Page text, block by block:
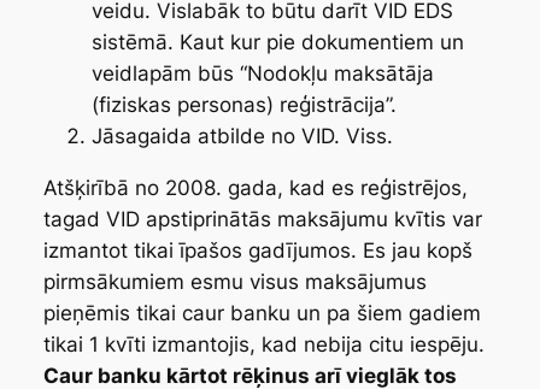
veidu. Vislabāk to būtu darīt VID EDS
sistēmā. Kaut kur pie dokumentiem un
veidlapām būs “Nodokļu maksātāja
(fiziskas personas) reģistrācija”.
Jāsagaida atbilde no VID. Viss.
Atšķirībā no 2008. gada, kad es reģistrējos,
tagad VID apstiprinātās maksājumu kvītis var
izmantot tikai īpašos gadījumos. Es jau kopš
pirmsākumiem esmu visus maksājumus
pieņēmis tikai caur banku un pa šiem gadiem
tikai 1 kvīti izmantojis, kad nebija citu iespēju.
Caur banku kārtot rēķinus arī vieglāk tos